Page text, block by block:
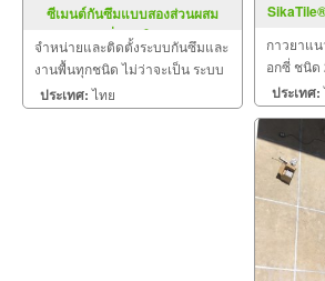
ซีเมนต์กันซึมแบบสองส่วนผสม
รองรับการสั่งสะเทือน BOSTIK
BOSCOFLEX
จำหน่ายและติดตั้งระบบกันซึมและ
งานพื้นทุกชนิด ไม่ว่าจะเป็น ระบบ
งานกันซึม ระบบงานติดตั้งพื้น งาน
ป้องกันไฟลาม งานเคลือบปกป้อง
ประเทศ:ไทย
แน
กาวยาแ
อกซี่ ชนิด
เป็นอีพ็อ
B เป็นเอ
สรรเป็น
ต่อการกั
คราบต่า
ประเทศ: